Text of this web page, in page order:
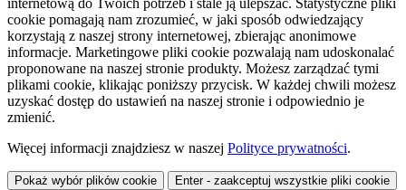
cookie pomagają nam zrozumieć, w jaki sposób odwiedzający
korzystają z naszej strony internetowej, zbierając anonimowe
informacje. Marketingowe pliki cookie pozwalają nam udoskonalać
proponowane na naszej stronie produkty. Możesz zarządzać tymi
plikami cookie, klikając poniższy przycisk. W każdej chwili możesz
uzyskać dostęp do ustawień na naszej stronie i odpowiednio je
zmienić.
Więcej informacji znajdziesz w naszej Polityce prywatności.
Pokaż wybór plików cookie Enter - zaakceptuj wszystkie pliki cookie